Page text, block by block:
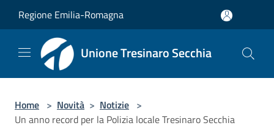
Regione Emilia-Romagna
Unione Tresinaro Secchia
Home > Novità > Notizie >
Un anno record per la Polizia locale Tresinaro Secchia